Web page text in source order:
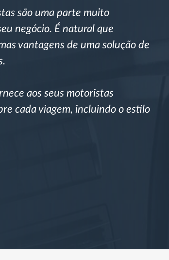
monitoração de rotas
de
são uma parte muito
negócio. É natural que
vantagens de uma solução de
aos seus motoristas
cada viagem, incluindo o estilo